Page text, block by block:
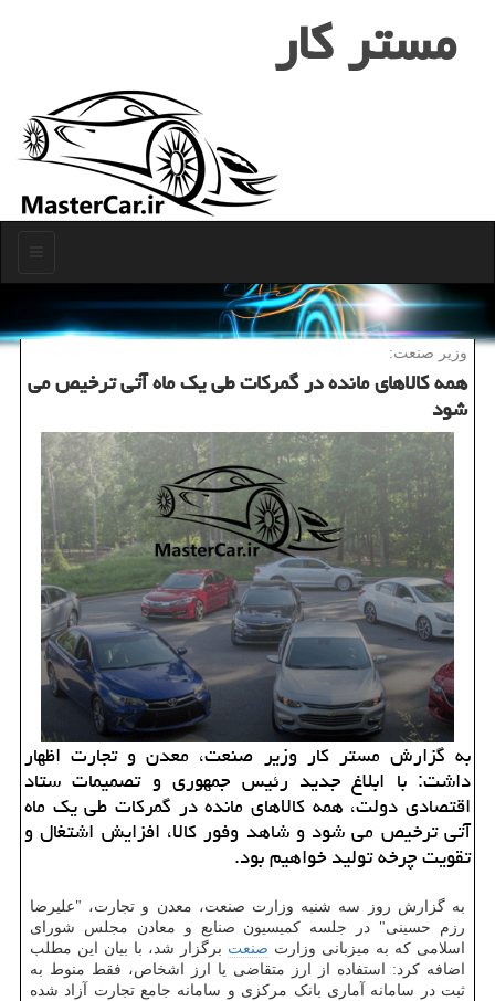
مستر كار
وزیر صنعت:
همه كالاهای مانده در گمركات طی یك ماه آتی ترخیص می
شود
به گزارش مستر كار وزیر صنعت، معدن و تجارت اظهار
داشت: با ابلاغ جدید رئیس جمهوری و تصمیمات ستاد
اقتصادی دولت، همه كالاهای مانده در گمركات طی یك ماه
آتی ترخیص می شود و شاهد وفور كالا، افزایش اشتغال و
تقویت چرخه تولید خواهیم بود.
به گزارش روز سه شنبه وزارت صنعت، معدن و تجارت، "علیرضا
رزم حسینی" در جلسه کمیسیون صنایع و معادن مجلس شورای
اسلامی که به میزبانی وزارت صنعت برگزار شد، با بیان این مطلب
اضافه کرد: استفاده از ارز متقاضی یا ارز اشخاص، فقط منوط به
ثبت در سامانه آماری بانک مرکزی و سامانه جامع تجارت آزاد شده